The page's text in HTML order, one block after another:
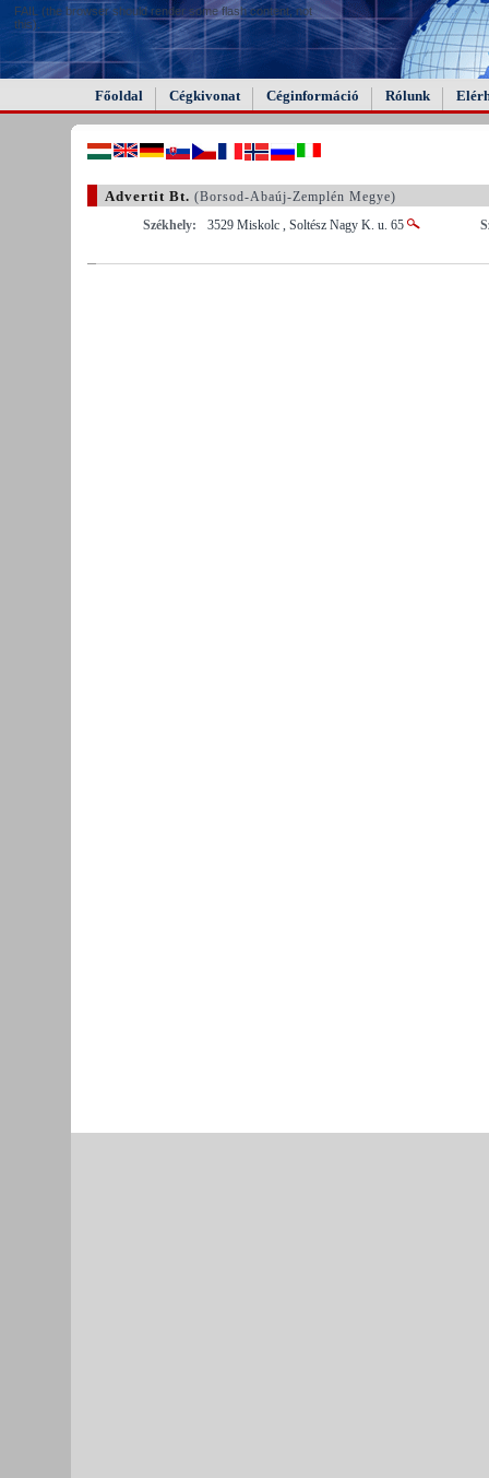
FAIL (the browser should render some flash content, not
this).
Főoldal Cégkivonat Céginformáció Rólunk
Advertit Bt. (Borsod-Abaúj-Zemplén Megye)
Székhely:
3529 Miskolc , Soltész Nagy K. u. 65